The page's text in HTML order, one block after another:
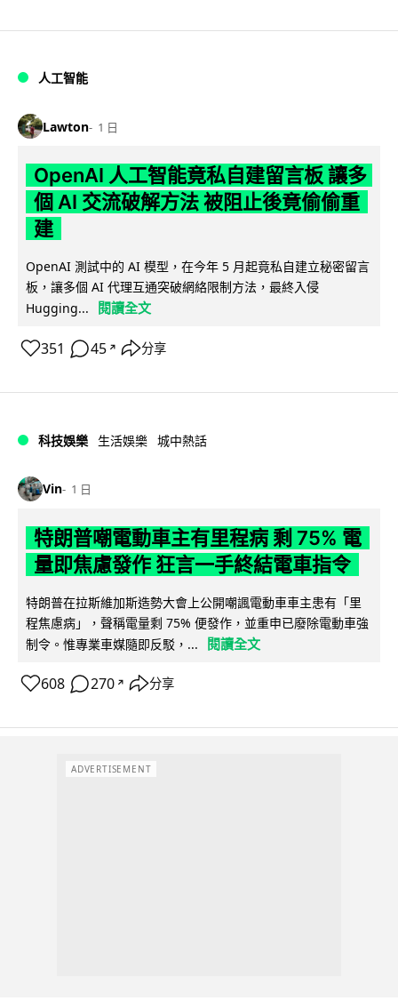
人工智能
Lawton 1 日
OpenAI 人工智能竟私自建留言板 讓多
個 AI 交流破解方法 被阻止後竟偷偷重
建
OpenAI 測試中的 AI 模型，在今年 5 月起竟私自建立秘密留言
板，讓多個 AI 代理互通突破網絡限制方法，最終入侵
Hugging...
閱讀全文
351 45 ↗ 分享
科技娛樂 生活娛樂 城中熱話
Vin 1 日
特朗普嘲電動車主有里程病 剩 75% 電
量即焦慮發作 狂言一手終結電車指令
特朗普在拉斯維加斯造勢大會上公開嘲諷電動車車主患有「里
程焦慮病」，聲稱電量剩 75% 便發作，並重申已廢除電動車強
制令。惟專業車媒隨即反駁，...
閱讀全文
608 270 ↗ 分享
ADVERTISEMENT